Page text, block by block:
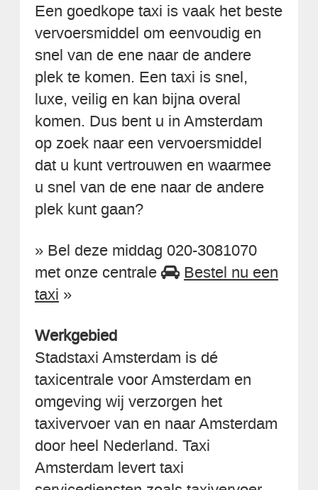
Een goedkope taxi is vaak het beste
vervoersmiddel om eenvoudig en
snel van de ene naar de andere
plek te komen. Een taxi is snel,
luxe, veilig en kan bijna overal
komen. Dus bent u in Amsterdam
op zoek naar een vervoersmiddel
dat u kunt vertrouwen en waarmee
u snel van de ene naar de andere
plek kunt gaan?
» Bel deze middag 020-3081070
met onze centrale
Bestel nu een
taxi »
Werkgebied
Stadstaxi Amsterdam is dé
taxicentrale voor Amsterdam en
omgeving wij verzorgen het
taxivervoer van en naar Amsterdam
door heel Nederland. Taxi
Amsterdam levert taxi